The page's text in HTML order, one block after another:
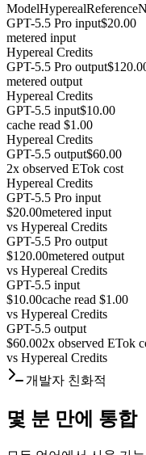
ModelHyperealReference
GPT-5.5 Pro input$20.00
metered input
Hypereal Credits
GPT-5.5 Pro output
metered output
Hypereal Credits
GPT-5.5 input$10.00
cache read $1.00
Hypereal Credits
GPT-5.5 output$60.00
2x observed ETok cost
Hypereal Credits
GPT-5.5 Pro input
$20.00metered input
vs Hypereal Credits
GPT-5.5 Pro output
$120.00metered output
vs Hypereal Credits
GPT-5.5 input
$10.00cache read $1.00
vs Hypereal Credits
GPT-5.5 output
$60.002x observed ETok
vs Hypereal Credits
개발자 친화적
몇 분 만에 통합